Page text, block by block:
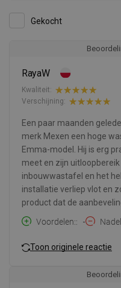
Gekocht
RayaW
Kwaliteit:
Verschijning:
Een paar maanden
merk Mexen een hoge
Emma-model. Hij is erg
meet en zijn
inbouwwastafel en het
installatie verliep vlot en
product dat de
Voordelen:
-
Toon originele reactie